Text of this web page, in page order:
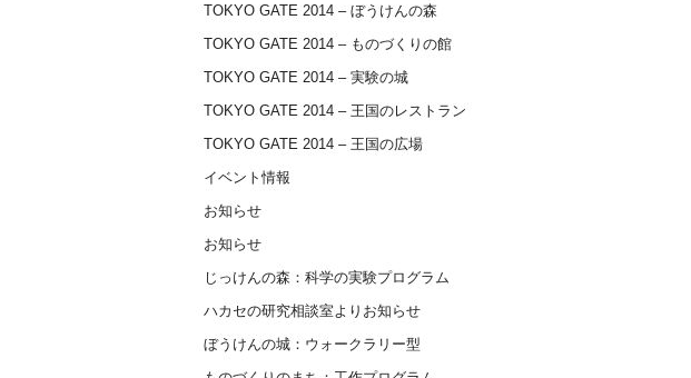
TOKYO GATE 2014 – ぼうけんの森
TOKYO GATE 2014 – ものづくりの館
TOKYO GATE 2014 – 実験の城
TOKYO GATE 2014 – 王国のレストラン
TOKYO GATE 2014 – 王国の広場
イベント情報
お知らせ
お知らせ
じっけんの森：科学の実験プログラム
ハカセの研究相談室よりお知らせ
ぼうけんの城：ウォークラリー型